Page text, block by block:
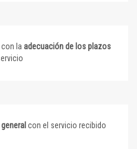
la adecuación de los plazos
con el servicio recibido